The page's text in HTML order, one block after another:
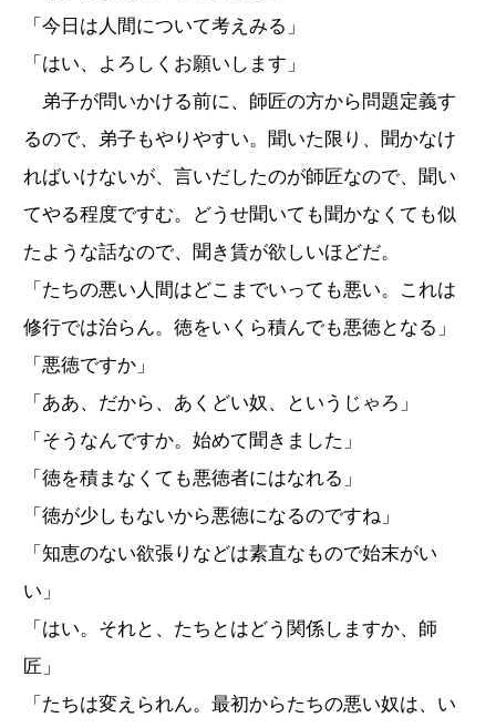
「今日は人間について考えみる」
「はい、よろしくお願いします」
弟子が問いかける前に、師匠の方から問題定義す
るので、弟子もやりやすい。聞いた限り、聞かなけ
ればいけないが、言いだしたのが師匠なので、聞い
てやる程度ですむ。どうせ聞いても聞かなくても似
たような話なので、聞き賃が欲しいほどだ。
「たちの悪い人間はどこまでいっても悪い。これは
修行では治らん。徳をいくら積んでも悪徳となる」
「悪徳ですか」
「ああ、だから、あくどい奴、というじゃろ」
「そうなんですか。始めて聞きました」
「徳を積まなくても悪徳者にはなれる」
「徳が少しもないから悪徳になるのですね」
「知恵のない欲張りなどは素直なもので始末がい
い」
「はい。それと、たちとはどう関係しますか、師
匠」
「たちは変えられん。最初からたちの悪い奴は、い